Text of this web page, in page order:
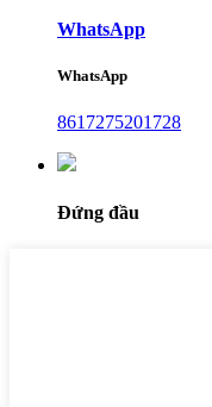
WhatsApp
WhatsApp
8617275201728
Đứng đầu